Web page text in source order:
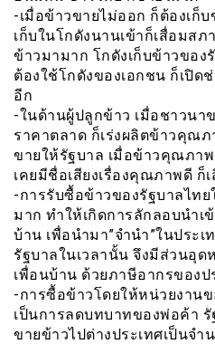
-เมื่อข้าวขายไม่ออก ก็ต้องเก็
เก็บในโกดังนานเข้าก็เสื่อมส
ข้าวมามาก โกดังเก็บข้าวของ
ต้องใช้โกดังของเอกชน ก็เปิ
อีก
-ในด้านผู้ปลูกข้าว เมื่อชาวนา
ราคาตลาด ก็เร่งผลิตข้าวคุณภ
ขายให้รัฐบาล เมื่อข้าวคุณภา
เคยมีชื่อเสียงเรื่องคุณภาพดี ก็
-การรับซื้อข้าวของรัฐบาลไท
มาก ทำให้เกิดการลักลอบนำเ
บ้าน เพื่อนำมา”จำนำ”ในประ
รัฐบาลในเวลานั้น จึงมีส่วนอุ
เพื่อนบ้าน ด้วยภาษีอากรของ
-การซื้อข้าวโดยให้หน่วยงาน
เป็นการลดบทบาทของพ่อค้า
ขายข้าวไปต่างประเทศเป็นจ